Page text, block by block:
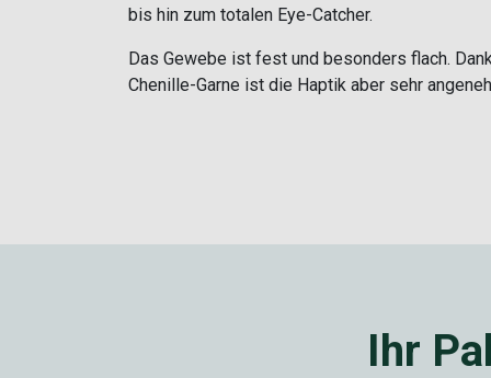
bis hin zum totalen Eye-Catcher.
Das Gewebe ist fest und besonders flach.
Chenille-Garne ist die Haptik aber sehr
Ihr